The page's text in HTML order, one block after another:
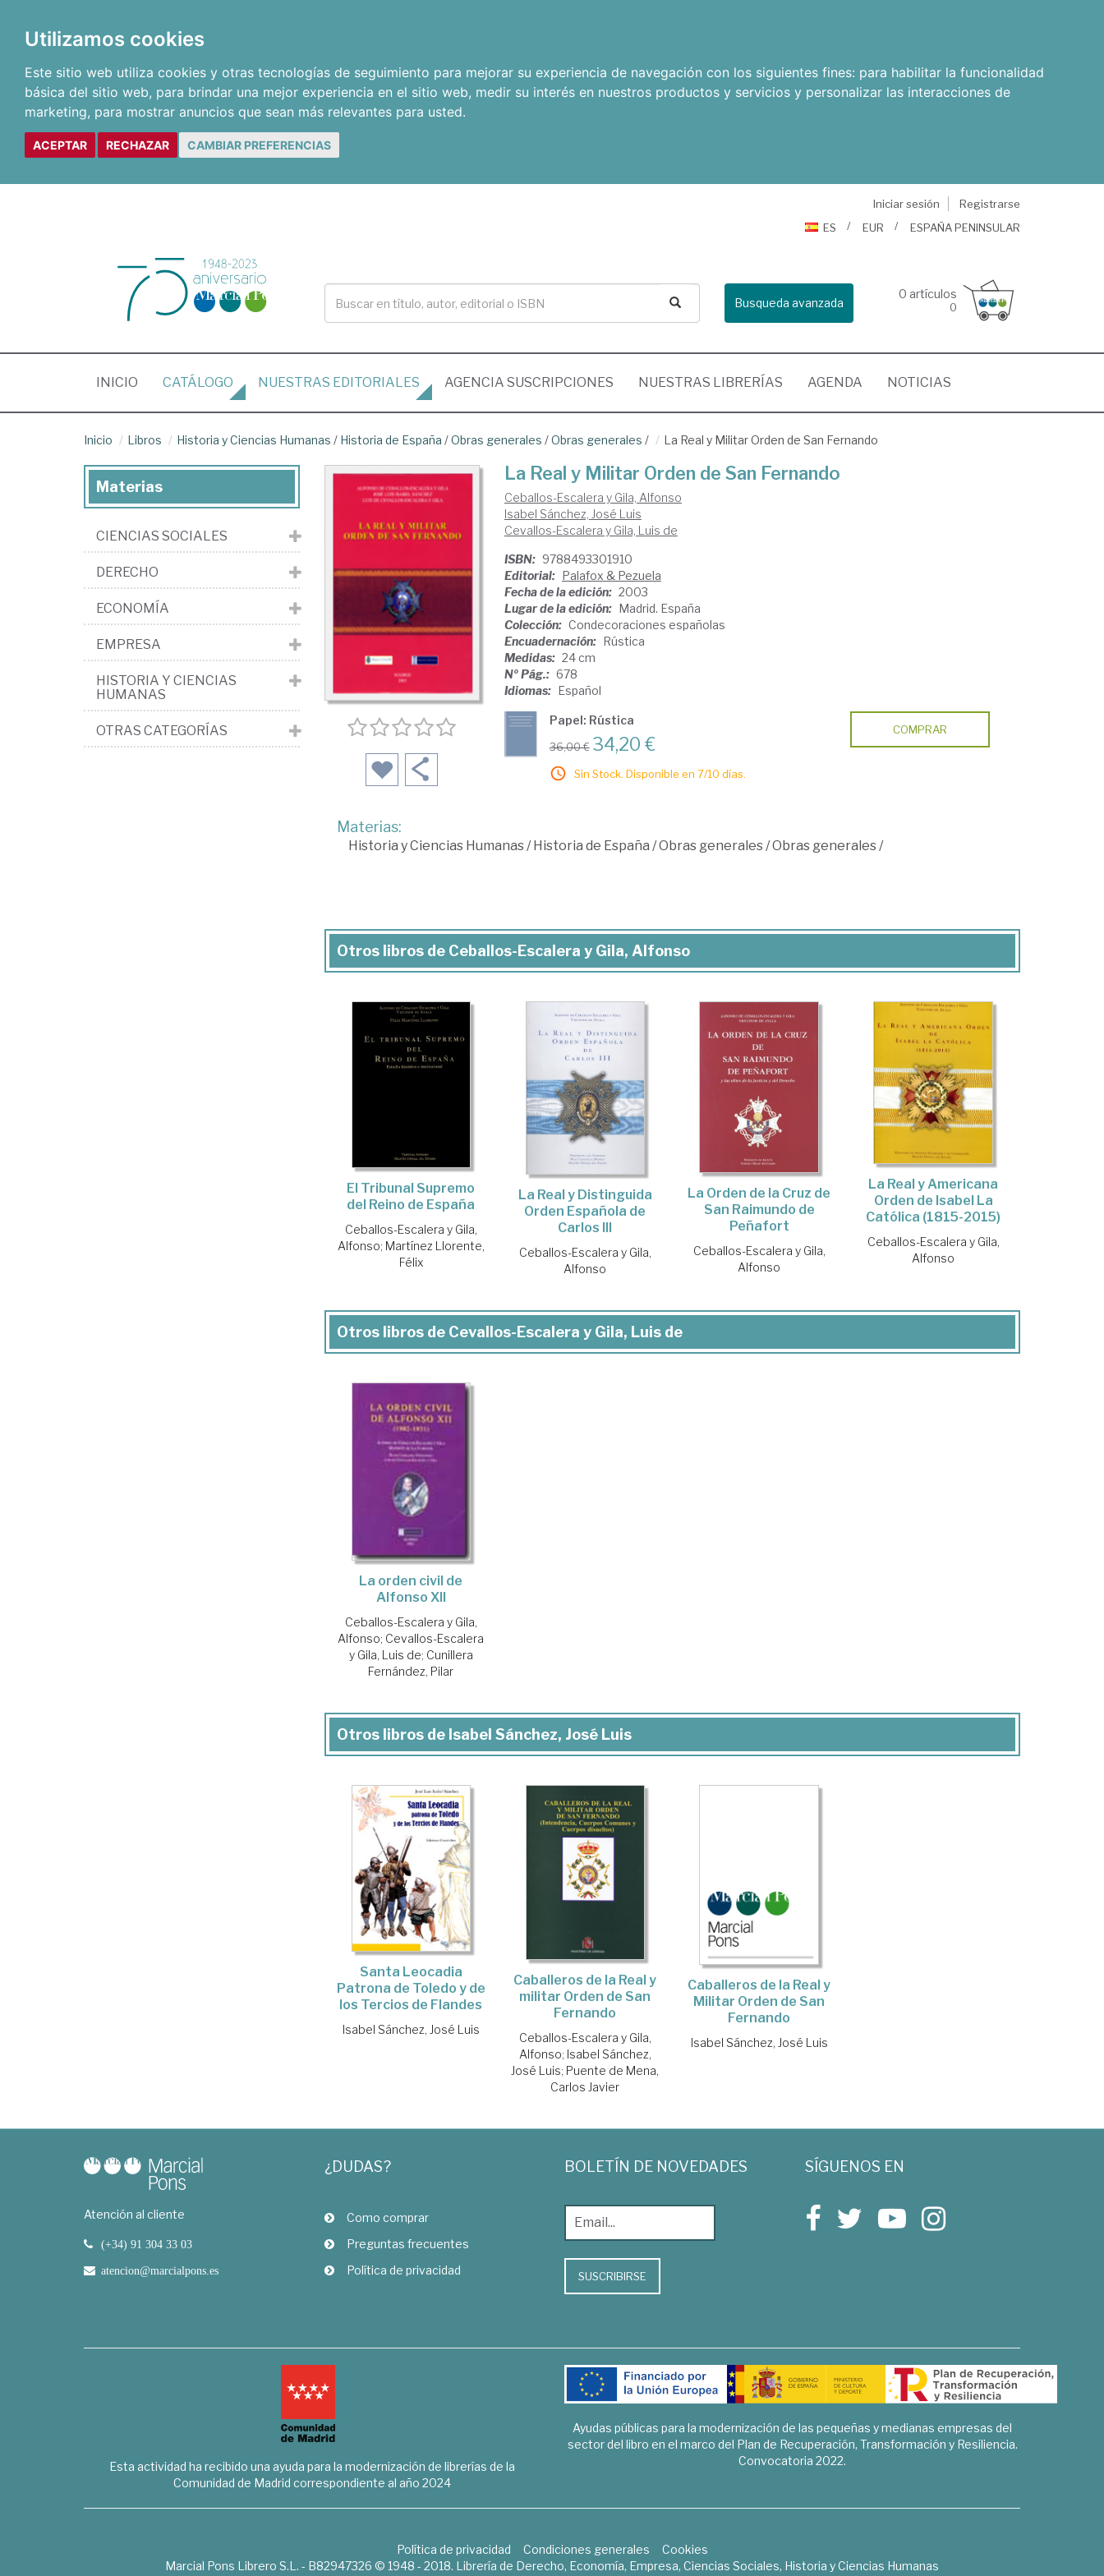
Utilizamos cookies
Este sitio web utiliza cookies y otras tecnologías de seguimiento para mejorar su experiencia de navegación con los siguientes fines: para habilitar la funcionalidad
básica del sitio web, para brindar una mejor experiencia en el sitio web, medir su interés en nuestros productos y servicios y personalizar las interacciones de
marketing, para mostrar anuncios que sean más relevantes para usted.
ACEPTAR RECHAZAR CAMBIAR PREFERENCIAS
Iniciar sesión
Registrarse
ES
EUR ESPAÑA PENINSULAR
Busqueda avanzada
0 artículos
0
INICIO (CURRENT)
CATÁLOGO NUESTRAS EDITORIALES AGENCIA SUSCRIPCIONES NUESTRAS LIBRERÍAS AGENDA NOTICIAS
Inicio Libros Historia y Ciencias Humanas / Historia de España /Obras generales /Obras generales / La Real y Militar Orden de San Fernando
La Real y Militar Orden de San Fernando
Ceballos-Escalera y Gila, Alfonso
Isabel Sánchez, José Luis
Cevallos-Escalera y Gila, Luis de
ISBN: 9788493301910
Editorial: Palafox & Pezuela
Fecha de la edición: 2003
Lugar de la edición: Madrid. España
Colección: Condecoraciones españolas
Encuadernación: Rústica
Medidas: 24 cm
Nº Pág.: 678
Idiomas: Español
Papel: Rústica
36,00 € 34,20 €
Sin Stock. Disponible en 7/10 días.
COMPRAR
Materias:
Historia y Ciencias Humanas/Historia de España /Obras generales/Obras generales/
Otros libros de Ceballos-Escalera y Gila, Alfonso
El Tribunal Supremo
del Reino de España
Ceballos-Escalera y Gila,
Alfonso; Martínez Llorente,
Félix
La Real y Distinguida
Orden Española de
Carlos III
Ceballos-Escalera y Gila,
Alfonso
La Orden de la Cruz de
San Raimundo de
Peñafort
Ceballos-Escalera y Gila,
Alfonso
La Real y Americana
Orden de Isabel La
Católica (1815-2015)
Ceballos-Escalera y Gila,
Alfonso
Otros libros de Cevallos-Escalera y Gila, Luis de
La orden civil de
Alfonso XII
Ceballos-Escalera y Gila,
Alfonso; Cevallos-Escalera
y Gila, Luis de; Cunillera
Fernández, Pilar
Otros libros de Isabel Sánchez, José Luis
Santa Leocadia
Patrona de Toledo y de
los Tercios de Flandes
Isabel Sánchez, José Luis
Caballeros de la Real y
militar Orden de San
Fernando
Ceballos-Escalera y Gila,
Alfonso; Isabel Sánchez,
José Luis; Puente de Mena,
Carlos Javier
Caballeros de la Real y
Militar Orden de San
Fernando
Isabel Sánchez, José Luis
Materias
CIENCIAS SOCIALES
DERECHO
ECONOMÍA
EMPRESA
HISTORIA Y CIENCIAS
HUMANAS
OTRAS CATEGORÍAS
Atención al cliente
(+34) 91 304 33 03
atencion@marcialpons.es
¿DUDAS?
Como comprar
Preguntas frecuentes
Política de privacidad
BOLETÍN DE NOVEDADES
SUSCRIBIRSE
SÍGUENOS EN
Esta actividad ha recibido una ayuda para la modernización de librerías de la
Comunidad de Madrid correspondiente al año 2024
Ayudas públicas para la modernización de las pequeñas y medianas empresas del
sector del libro en el marco del Plan de Recuperación, Transformación y Resiliencia.
Convocatoria 2022.
Política de privacidad Condiciones generales
Cookies
Marcial Pons Librero S.L. - B82947326 © 1948 - 2018. Librería de Derecho, Economía, Empresa, Ciencias Sociales, Historia y Ciencias Humanas